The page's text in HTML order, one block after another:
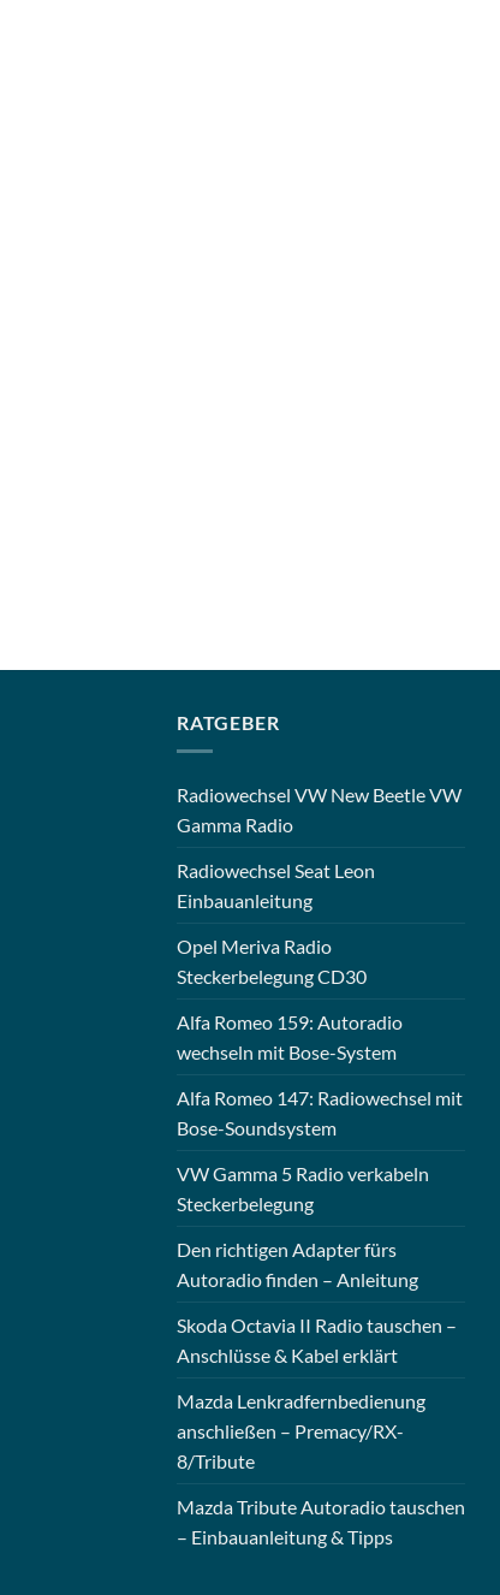
RATGEBER
Radiowechsel VW New Beetle VW
Gamma Radio
Radiowechsel Seat Leon
Einbauanleitung
Opel Meriva Radio
Steckerbelegung CD30
Alfa Romeo 159: Autoradio
wechseln mit Bose-System
Alfa Romeo 147: Radiowechsel mit
Bose-Soundsystem
VW Gamma 5 Radio verkabeln
Steckerbelegung
Den richtigen Adapter fürs
Autoradio finden – Anleitung
Skoda Octavia II Radio tauschen –
Anschlüsse & Kabel erklärt
Mazda Lenkradfernbedienung
anschließen – Premacy/RX-
8/Tribute
Mazda Tribute Autoradio tauschen
– Einbauanleitung & Tipps